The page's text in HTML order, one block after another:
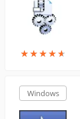
★★★★★
★★★★★
Windows